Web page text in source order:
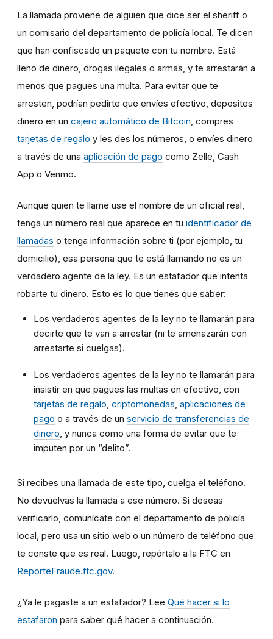
La llamada proviene de alguien que dice ser el sheriff o
un comisario del departamento de policía local. Te dicen
que han confiscado un paquete con tu nombre. Está
lleno de dinero, drogas ilegales o armas, y te arrestarán a
menos que pagues una multa. Para evitar que te
arresten, podrían pedirte que envíes efectivo, deposites
dinero en un cajero automático de Bitcoin, compres
tarjetas de regalo y les des los números, o envíes dinero
a través de una aplicación de pago como Zelle, Cash
App o Venmo.
Aunque quien te llame use el nombre de un oficial real,
tenga un número real que aparece en tu identificador de
llamadas o tenga información sobre ti (por ejemplo, tu
domicilio), esa persona que te está llamando no es un
verdadero agente de la ley. Es un estafador que intenta
robarte tu dinero. Esto es lo que tienes que saber:
Los verdaderos agentes de la ley no te llamarán para
decirte que te van a arrestar (ni te amenazarán con
arrestarte si cuelgas).
Los verdaderos agentes de la ley no te llamarán para
insistir en que pagues las multas en efectivo, con
tarjetas de regalo, criptomonedas, aplicaciones de
pago o a través de un servicio de transferencias de
dinero, y nunca como una forma de evitar que te
imputen por un “delito”.
Si recibes una llamada de este tipo, cuelga el teléfono.
No devuelvas la llamada a ese número. Si deseas
verificarlo, comunícate con el departamento de policía
local, pero usa un sitio web o un número de teléfono que
te conste que es real. Luego, repórtalo a la FTC en
ReporteFraude.ftc.gov.
¿Ya le pagaste a un estafador? Lee Qué hacer si lo
estafaron para saber qué hacer a continuación.